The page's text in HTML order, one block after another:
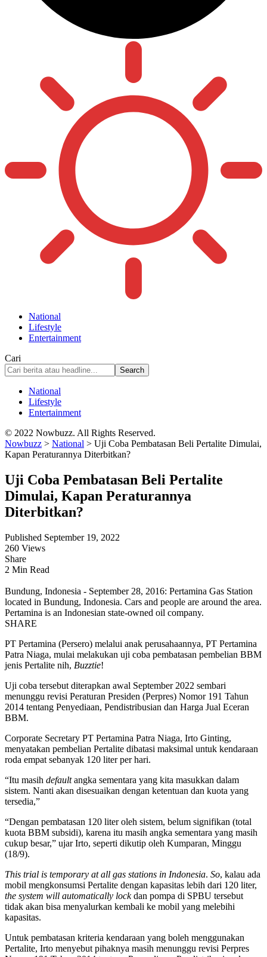
National
Lifestyle
Entertainment
Cari
National
Lifestyle
Entertainment
© 2022 Nowbuzz. All Rights Reserved.
Nowbuzz > National > Uji Coba Pembatasan Beli Pertalite Dimulai,
Kapan Peraturannya Diterbitkan?
Uji Coba Pembatasan Beli Pertalite
Dimulai, Kapan Peraturannya
Diterbitkan?
Published September 19, 2022
260 Views
Share
2 Min Read
Bundung, Indonesia - September 28, 2016: Pertamina Gas Station
located in Bundung, Indonesia. Cars and people are around the area.
Pertamina is an Indonesian state-owned oil company.
SHARE
PT Pertamina (Persero) melalui anak perusahaannya, PT Pertamina
Patra Niaga, mulai melakukan uji coba pembatasan pembelian BBM
jenis Pertalite nih, Buzztie!
Uji coba tersebut diterapkan awal September 2022 sembari
menunggu revisi Peraturan Presiden (Perpres) Nomor 191 Tahun
2014 tentang Penyediaan, Pendistribusian dan Harga Jual Eceran
BBM.
Corporate Secretary PT Pertamina Patra Niaga, Irto Ginting,
menyatakan pembelian Pertalite dibatasi maksimal untuk kendaraan
roda empat sebanyak 120 liter per hari.
“Itu masih defaultangka sementara yang kita masukkan dalam
sistem. Nanti akan disesuaikan dengan ketentuan dan kuota yang
tersedia,”
“Dengan pembatasan 120 liter oleh sistem, belum signifikan (total
kuota BBM subsidi), karena itu masih angka sementara yang masih
cukup besar,” ujar Irto, seperti dikutip oleh Kumparan, Minggu
(18/9).
This trial is temporary at all gas stations in Indonesia. So, kalau ada
mobil mengkonsumsi Pertalite dengan kapasitas lebih dari 120 liter,
the system will automatically lockdan pompa di SPBU tersebut
tidak akan bisa menyalurkan kembali ke mobil yang melebihi
kapasitas.
Untuk pembatasan kriteria kendaraan yang boleh menggunakan
Pertalite, Irto menyebut pihaknya masih menunggu revisi Perpres